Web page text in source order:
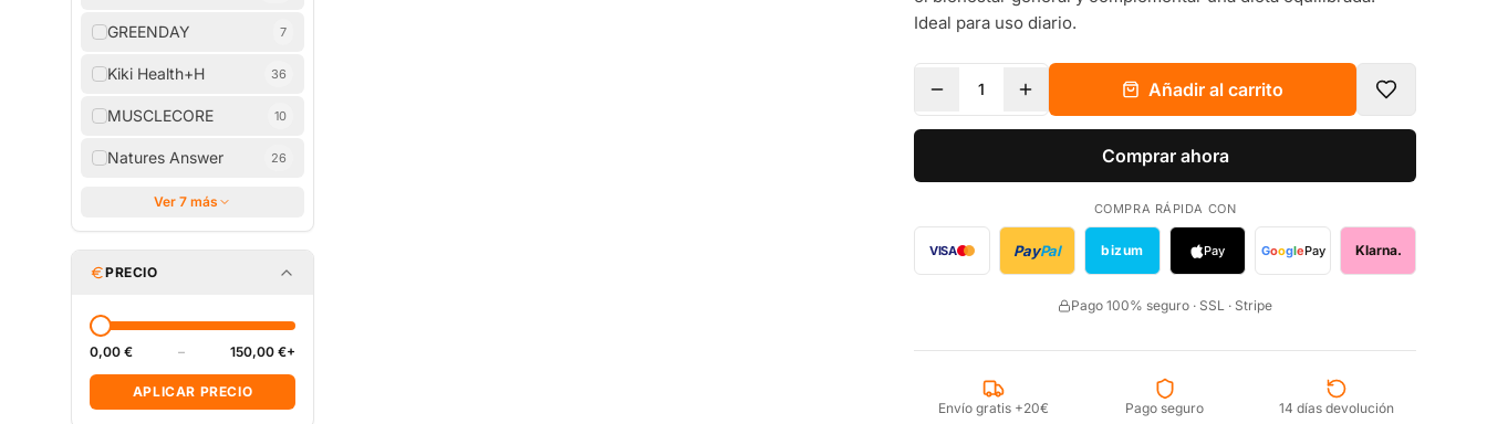
GREENDAY 7
Kiki Health+H 36
MUSCLECORE 10
Natures Answer 26
Ver 7 más
PRECIO
0,00 € – 150,00 €+
APLICAR PRECIO
Ideal para uso diario.
1 Añadir al carrito
Comprar ahora
COMPRA RÁPIDA CON
VISA PayPal bizum Pay GooglePay Klarna.
Pago 100% seguro · SSL · Stripe
Envío gratis +20€ Pago seguro 14 días devolución